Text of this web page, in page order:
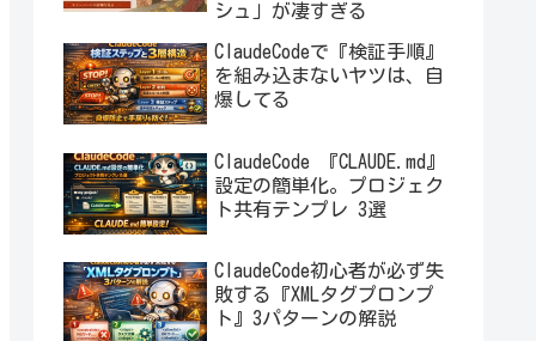
シュ」が凄すぎる
ClaudeCodeで『検証手順』
を組み込まないヤツは、自
爆してる
ClaudeCode 『CLAUDE.md』
設定の簡単化。プロジェク
ト共有テンプレ 3選
ClaudeCode初心者が必ず失
敗する『XMLタグプロンプ
ト』3パターンの解説